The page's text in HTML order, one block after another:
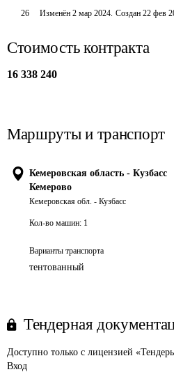
26 Изменён2 мар 2024. Создан 22 фев
Стоимость контракта
16 338 240
Маршруты и транспорт
Кемеровская область - Кузбасс
Кемерово
Кемеровская обл. - Кузбасс
Кол-во машин: 1
Варианты транспорта
тентованный
Тендерная
Доступно только с лицензией
Вход